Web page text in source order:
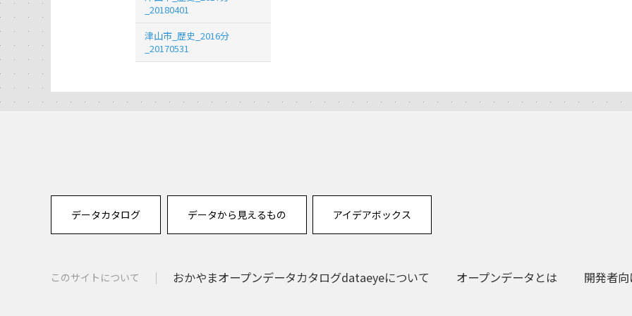
_20180401
津山市_歴史_2016分
_20170531
データカタログ データから見えるもの アイデアボックス
このサイトについて おかやまオープンデータカタログdataeyeについて オープンデータとは 開発者